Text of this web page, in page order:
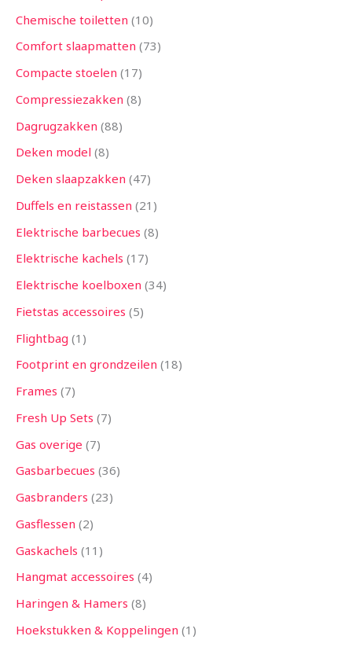
Chemische toiletten 10
Comfort slaapmatten 73
Compacte stoelen 17
Compressiezakken 8
Dagrugzakken 88
Deken model 8
Deken slaapzakken 47
Duffels en reistassen 21
Elektrische barbecues 8
Elektrische kachels 17
Elektrische koelboxen 34
Fietstas accessoires 5
Flightbag 1
Footprint en grondzeilen 18
Frames 7
Fresh Up Sets 7
Gas overige 7
Gasbarbecues 36
Gasbranders 23
Gasflessen 2
Gaskachels 11
Hangmat accessoires 4
Haringen & Hamers 8
Hoekstukken & Koppelingen 1